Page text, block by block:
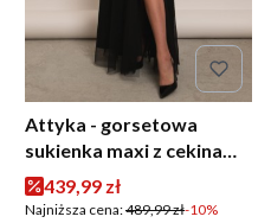
Attyka - gorsetowa
sukienka maxi z cekinami i
tiulem czarna
Cena promocyjna
439,99 zł
Najniższa cena:489,99 zł-10%